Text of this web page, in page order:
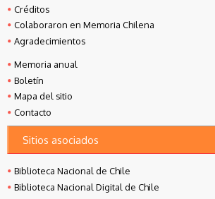
Créditos
Colaboraron en Memoria Chilena
Agradecimientos
Memoria anual
Boletín
Mapa del sitio
Contacto
Sitios asociados
Biblioteca Nacional de Chile
Biblioteca Nacional Digital de Chile